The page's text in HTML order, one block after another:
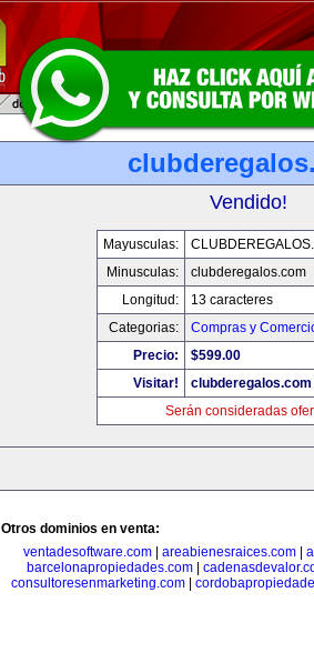
Vendido!
Mayusculas:
Minusculas:
clubderegalos.com
Longitud:
13 caracteres
Categorias:
Compras y
Precio:
$599.00
Visitar!
clubderegalos.com
Serán consideradas
Otros dominios en venta:
ventadesoftware.com| areabienesraices.com|
barcelonapropiedades.com|
consultoresenmarketing.com